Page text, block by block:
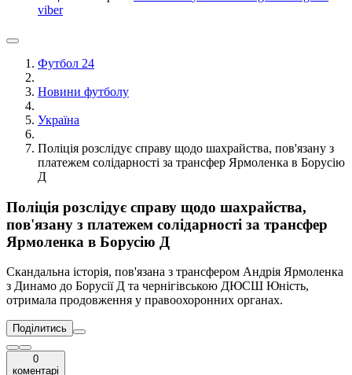
viber
Футбол 24
Новини футболу
Україна
Поліція розслідує справу щодо шахрайства, пов'язану з
платежем солідарності за трансфер Ярмоленка в Борусію
Д
Поліція розслідує справу щодо шахрайства,
пов'язану з платежем солідарності за трансфер
Ярмоленка в Борусію Д
Скандальна історія, пов'язана з трансфером Андрія Ярмоленка
з Динамо до Борусії Д та чернігівською ДЮСШ Юність,
отримала продовження у правоохоронних органах.
Поділитись
0
коментарі